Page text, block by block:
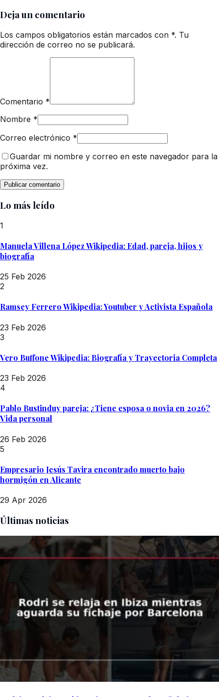
Deja un comentario
Los campos obligatorios están marcados con *. Tu
dirección de correo no se publicará.
Comentario *
Nombre *
Correo electrónico *
Guardar mi nombre y correo en este navegador para la
próxima vez.
Lo más leído
1
Manuela Villena López Wikipedia: Edad, pareja, hijos y
biografía
25 Feb 2026
2
Ramsey Ferrero Wikipedia: Youtuber y Activista Española
23 Feb 2026
3
Vero Buffone Wikipedia: Biografía y Trayectoria Completa
23 Feb 2026
4
Pablo Bustinduy pareja: ¿Tiene esposa o novia en 2026?
Vida personal
26 Feb 2026
5
Empresario Jesús Tavira encontrado muerto bajo
hormigón en Alicante
29 Apr 2026
Últimas noticias